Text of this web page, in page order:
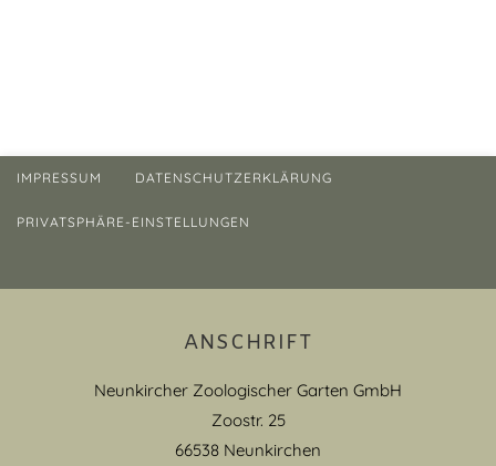
IMPRESSUM DATENSCHUTZERKLÄRUNG
PRIVATSPHÄRE-EINSTELLUNGEN
ANSCHRIFT
Neunkircher Zoologischer Garten GmbH
Zoostr. 25
66538 Neunkirchen